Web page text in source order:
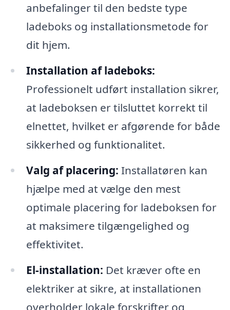
anbefalinger til den bedste type
ladeboks og installationsmetode for
dit hjem.
Installation af ladeboks:
Professionelt udført installation sikrer,
at ladeboksen er tilsluttet korrekt til
elnettet, hvilket er afgørende for både
sikkerhed og funktionalitet.
Valg af placering: Installatøren kan
hjælpe med at vælge den mest
optimale placering for ladeboksen for
at maksimere tilgængelighed og
effektivitet.
El-installation: Det kræver ofte en
elektriker at sikre, at installationen
overholder lokale forskrifter og